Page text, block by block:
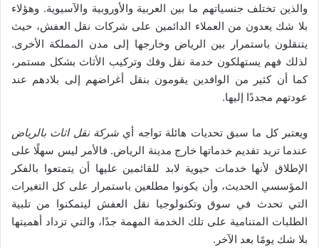
والذين تختلف جنسياتهم ما بين العربية والأوروبية والآسيوية. وهؤلاء
بلا شك يعدون من العملاء الدائمين على شركات نقل العفش، حيث
يتنقلون باستمرار بين الرياض وخارجها إلى مدن المملكة الأخرى.
لذلك فهم يستهلكون خدمة نقل وفك وتركيب الأثاث بشكل مستمر،
كما أن كثير من الوافدين يقومون بنقل أغراضهم إلى بلادهم عند
عودتهم مجددًا إليها.
ويعتبر كل ما سبق تحديات هائلة تواجه أي شركة نقل اثاث بالرياض
عندما تريد تقديم خدماتها خارج مدينة الرياض. فالأمر ليس سهلًا على
الإطلاق لأنها خدمات حيوية لابد للقائمين عليها أن يتمتعوا بالفكر
المؤسسي الحديث، وأن يكونوا مطلعين باستمرار على كل التغيرات
التي تحدث في سوق وتكنولوجيا نقل العفش ليتمكنوا من تلبية
الطلبات المتنامية على تلك الخدمة المهمة جدًا، والتي تزداد أهميتها
بلا شك يومًا بعد الآخر.